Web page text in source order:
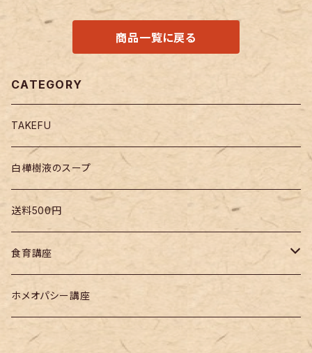
商品一覧に戻る
CATEGORY
TAKEFU
白樺樹液のスープ
送料500円
食育講座
無添加ふりかけ
無添加ふりかけ活用レシピ集
ホメオパシー講座